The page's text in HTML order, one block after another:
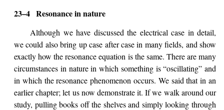
23–4 Resonance in nature
Although we have discussed the electrical case in detail,
we could also bring up case after case in many fields, and show
exactly how the resonance equation is the same. There are many
circumstances in nature in which something is “oscillating” and
in which the resonance phenomenon occurs. We said that in an
earlier chapter; let us now demonstrate it. If we walk around our
study, pulling books off the shelves and simply looking through